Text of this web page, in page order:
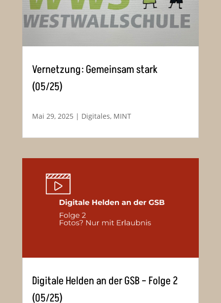
Vernetzung: Gemeinsam stark
(05/25)
Mai 29, 2025 | Digitales, MINT
Digitale Helden an der GSB – Folge 2
(05/25)